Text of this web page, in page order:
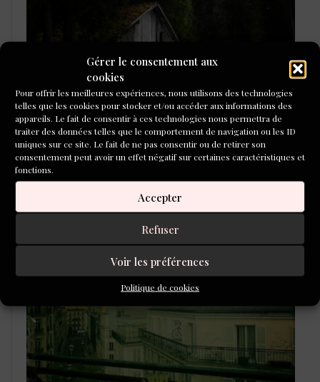
Gérer le consentement aux
cookies
Pour offrir les meilleures expériences, nous utilisons des technologies
telles que les cookies pour stocker et/ou accéder aux informations des
appareils. Le fait de consentir à ces technologies nous permettra de
traiter des données telles que le comportement de navigation ou les ID
uniques sur ce site. Le fait de ne pas consentir ou de retirer son
consentement peut avoir un effet négatif sur certaines caractéristiques et
fonctions.
Accepter
Refuser
Voir les préférences
Politique de cookies
L'ÉCOLE DU ROMAN D'ALEPH-